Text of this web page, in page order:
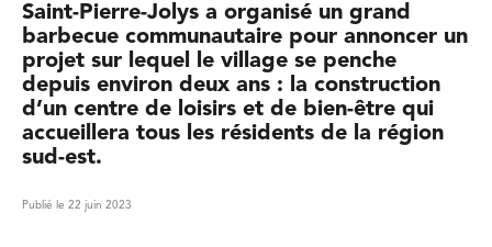
Saint-Pierre-Jolys a organisé un grand
barbecue communautaire pour annoncer un
projet sur lequel le village se penche
depuis environ deux ans : la construction
d’un centre de loisirs et de bien-être qui
accueillera tous les résidents de la région
sud-est.
Publié le 22 juin 2023